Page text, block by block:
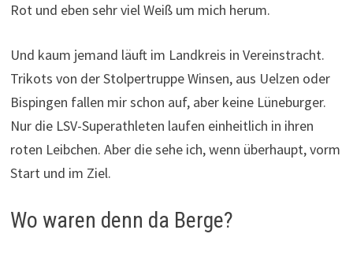
Rot und eben sehr viel Weiß um mich herum.
Und kaum jemand läuft im Landkreis in Vereinstracht.
Trikots von der Stolpertruppe Winsen, aus Uelzen oder
Bispingen fallen mir schon auf, aber keine Lüneburger.
Nur die LSV-Superathleten laufen einheitlich in ihren
roten Leibchen. Aber die sehe ich, wenn überhaupt, vorm
Start und im Ziel.
Wo waren denn da Berge?